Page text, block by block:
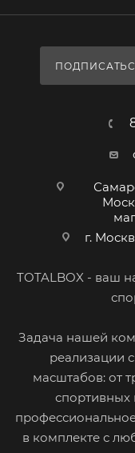
г.
TOTALBOX - ваш
Задача нашей
реализации
масштабов: от
в комплекте с